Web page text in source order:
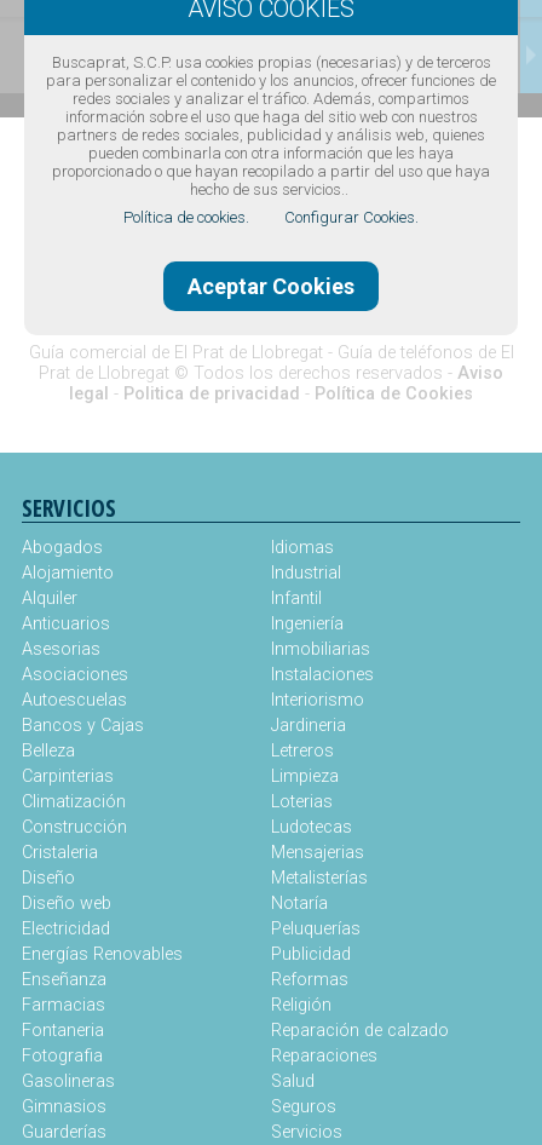
CONTACTAR
Diseño web Barcelona·Buscaprat aColor
Guía comercial de El Prat de Llobregat - Guía de teléfonos de El
Prat de Llobregat © Todos los derechos reservados - Aviso
legal - Politica de privacidad - Política de Cookies
SERVICIOS
Abogados
Alojamiento
Alquiler
Anticuarios
Asesorias
Asociaciones
Autoescuelas
Bancos y Cajas
Belleza
Carpinterias
Climatización
Construcción
Cristaleria
Diseño
Diseño web
Electricidad
Energías Renovables
Enseñanza
Farmacias
Fontaneria
Fotografia
Gasolineras
Gimnasios
Guarderías
Idiomas
Industrial
Infantil
Ingeniería
Inmobiliarias
Instalaciones
Interiorismo
Jardineria
Letreros
Limpieza
Loterias
Ludotecas
Mensajerias
Metalisterías
Notaría
Peluquerías
Publicidad
Reformas
Religión
Reparación de calzado
Reparaciones
Salud
Seguros
Servicios
Buscaprat, S.C.P. usa cookies propias (necesarias) y de terceros
para personalizar el contenido y los anuncios, ofrecer funciones de
redes sociales y analizar el tráfico. Además, compartimos
información sobre el uso que haga del sitio web con nuestros
partners de redes sociales, publicidad y análisis web, quienes
pueden combinarla con otra información que les haya
proporcionado o que hayan recopilado a partir del uso que haya
hecho de sus servicios..
Política de cookies.
Configurar Cookies.
Aceptar Cookies